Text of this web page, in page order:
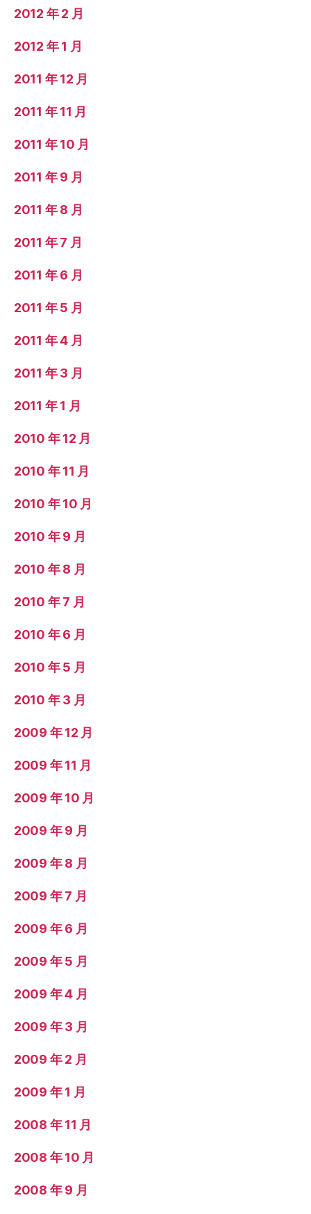
2012 年 2 月
2012 年 1 月
2011 年 12 月
2011 年 11 月
2011 年 10 月
2011 年 9 月
2011 年 8 月
2011 年 7 月
2011 年 6 月
2011 年 5 月
2011 年 4 月
2011 年 3 月
2011 年 1 月
2010 年 12 月
2010 年 11 月
2010 年 10 月
2010 年 9 月
2010 年 8 月
2010 年 7 月
2010 年 6 月
2010 年 5 月
2010 年 3 月
2009 年 12 月
2009 年 11 月
2009 年 10 月
2009 年 9 月
2009 年 8 月
2009 年 7 月
2009 年 6 月
2009 年 5 月
2009 年 4 月
2009 年 3 月
2009 年 2 月
2009 年 1 月
2008 年 11 月
2008 年 10 月
2008 年 9 月